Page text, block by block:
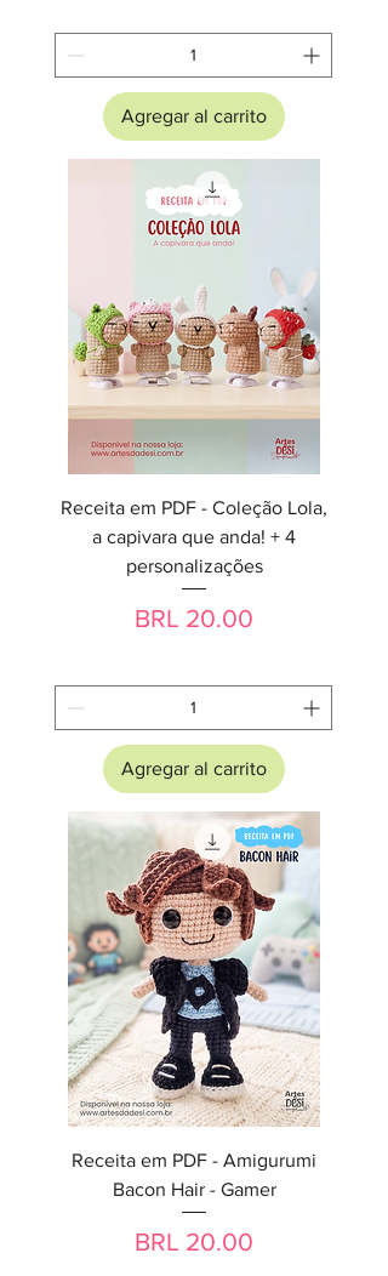
Agregar al carrito
Receita em PDF - Coleção Lola,
a capivara que anda! + 4
personalizações
Precio
BRL 20.00
Agregar al carrito
Receita em PDF - Amigurumi
Bacon Hair - Gamer
Precio
BRL 20.00